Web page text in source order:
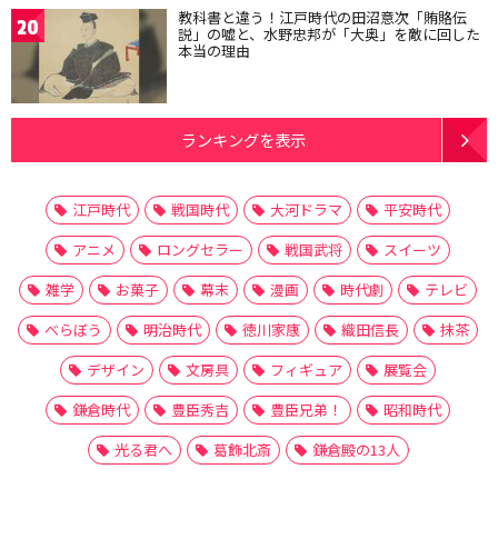
20 教科書と違う！江戸時代の田沼意次「賄賂伝
説」の嘘と、水野忠邦が「大奥」を敵に回した
本当の理由
ランキングを表示
江戸時代 戦国時代 大河ドラマ
平安時代
アニメ
ロングセラー 戦国武将
スイーツ
雑学
お菓子 幕末 漫画 時代劇
テレビ
べらぼう
明治時代 徳川家康 織田信長
抹茶
デザイン
文房具 フィギュア
展覧会
鎌倉時代
豊臣秀吉 豊臣兄弟！
昭和時代
光る君へ
葛飾北斎 鎌倉殿の13人